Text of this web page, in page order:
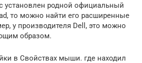
установлен родной официальный
то можно найти его расширенные
у производителя Dell, это можно
образом.
в Свойствах мыши. где находил